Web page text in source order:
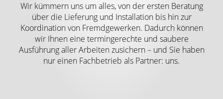
Wir kümmern uns um alles, von der ersten Beratung
über die Lieferung und Installation bis hin zur
Koordination von Fremdgewerken. Dadurch können
wir Ihnen eine termingerechte und saubere
Ausführung aller Arbeiten zusichern – und Sie haben
nur einen Fachbetrieb als Partner: uns.